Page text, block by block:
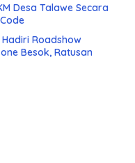
Desa Talawe Secara
Roadshow
Besok, Ratusan